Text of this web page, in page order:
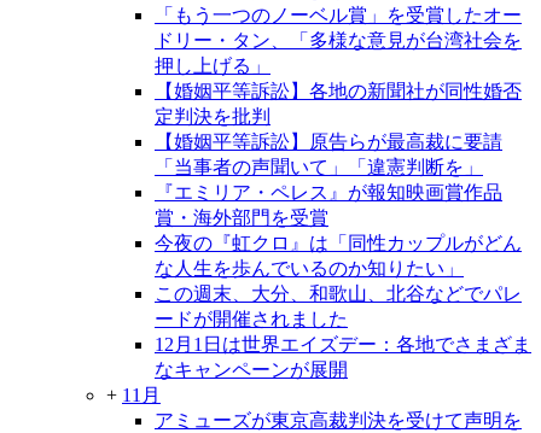
「もう一つのノーベル賞」を受賞したオー
ドリー・タン、「多様な意見が台湾社会を
押し上げる」
【婚姻平等訴訟】各地の新聞社が同性婚否
定判決を批判
【婚姻平等訴訟】原告らが最高裁に要請
「当事者の声聞いて」「違憲判断を」
『エミリア・ペレス』が報知映画賞作品
賞・海外部門を受賞
今夜の『虹クロ』は「同性カップルがどん
な人生を歩んでいるのか知りたい」
この週末、大分、和歌山、北谷などでパレ
ードが開催されました
12月1日は世界エイズデー：各地でさまざま
なキャンペーンが展開
+ 11月
アミューズが東京高裁判決を受けて声明を